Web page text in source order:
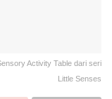
Activity Table dari seri
Little Senses